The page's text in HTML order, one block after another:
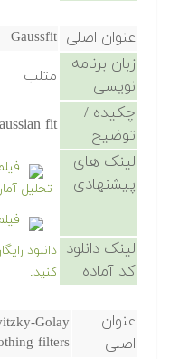
عنوان اصلی Gaussfit
زبان برنامه
نویسی
متلب
چکیده /
توضیح
fit
لینک های
پیشنهادی
تحلیل
لینک دانلود
کد آماده
کنید.
عنوان
اصلی
Golay
filters